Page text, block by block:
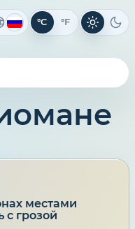
°C °F Светлая
местами
грозой